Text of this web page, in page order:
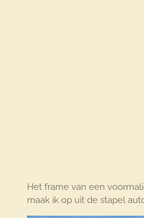
Het frame van een
maak ik op uit de stapel